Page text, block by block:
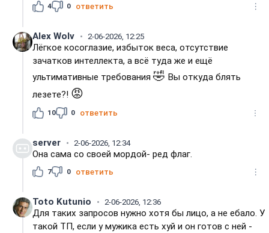
4 0 ответить
Alex Wolv 2-06-2026, 12:25
Лёгкое косоглазие, избыток веса, отсутствие
зачатков интеллекта, а всё туда же и ещё
ультимативные требования🤣 Вы откуда блять
лезете?! 😡
10 0 ответить
server 2-06-2026, 12:34
Она сама со своей мордой- ред флаг.
7 0 ответить
Toto Kutunio 2-06-2026, 12:36
Для таких запросов нужно хотя бы лицо, а не ебало. У
такой ТП, если у мужика есть хуй и он готов с ней -